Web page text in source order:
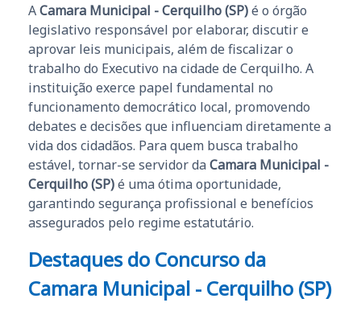
ACamara Municipal - Cerquilho (SP)é o órgão
legislativo responsável por elaborar, discutir e
aprovar leis municipais, além de fiscalizar o
trabalho do Executivo na cidade de Cerquilho. A
instituição exerce papel fundamental no
funcionamento democrático local, promovendo
debates e decisões que influenciam diretamente a
vida dos cidadãos. Para quem busca trabalho
estável, tornar-se servidor da Camara Municipal -
Cerquilho (SP)é uma ótima oportunidade,
garantindo segurança profissional e benefícios
assegurados pelo regime estatutário.
Destaques do Concurso da
Camara Municipal - Cerquilho (SP)